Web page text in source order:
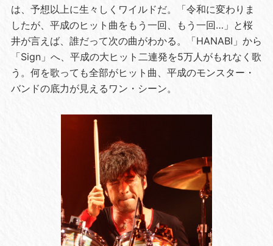
は、予想以上に生々しくワイルドだ。「令和に変わりま
したが、平成のヒット曲をもう一回、もう一回…」と桜
井が言えば、誰だって次の曲がわかる。「HANABI」から
「Sign」へ、平成の大ヒット二連発を5万人がもれなく歌
う。何を歌っても全部がヒット曲、平成のモンスター・
バンドの底力が見えるワン・シーン。